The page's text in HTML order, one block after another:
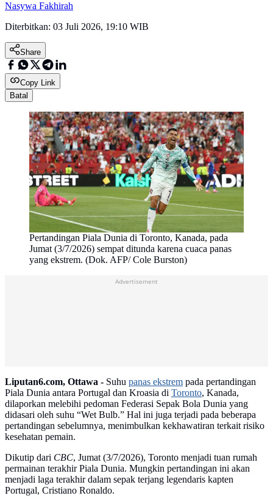
Nasywa Fakhirah
Diterbitkan: 03 Juli 2026, 19:10 WIB
Share
Copy Link
Batal
Pertandingan Piala Dunia di Toronto, Kanada, pada
Jumat (3/7/2026) sempat ditunda karena cuaca panas
yang ekstrem. (Dok. AFP/ Cole Burston)
Advertisement
Liputan6.com, Ottawa - Suhu panas ekstrem pada pertandingan
Piala Dunia antara Portugal dan Kroasia di Toronto, Kanada,
dilaporkan melebihi pedoman Federasi Sepak Bola Dunia yang
didasari oleh suhu “Wet Bulb.” Hal ini juga terjadi pada beberapa
pertandingan sebelumnya, menimbulkan kekhawatiran terkait risiko
kesehatan pemain.
Dikutip dari CBC, Jumat (3/7/2026), Toronto menjadi tuan rumah
permainan terakhir Piala Dunia. Mungkin pertandingan ini akan
menjadi laga terakhir dalam sepak terjang legendaris kapten
Portugal, Cristiano Ronaldo.